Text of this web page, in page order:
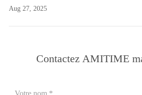
Aug 27, 2025
Contactez AMITIME